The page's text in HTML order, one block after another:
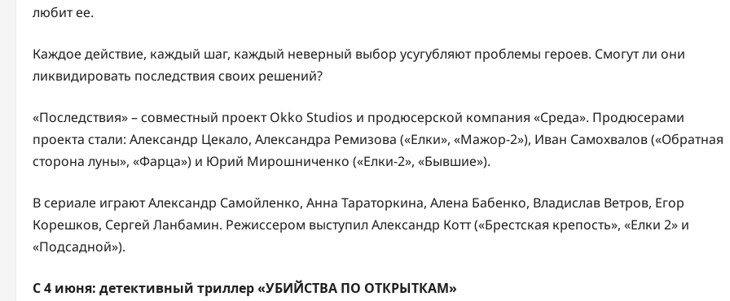
любит ее.
Каждое действие, каждый шаг, каждый неверный выбор усугубляют проблемы героев. Смогут ли они
ликвидировать последствия своих решений?
«Последствия» – совместный проект Okko Studios и продюсерской компания «Среда». Продюсерами
проекта стали: Александр Цекало, Александра Ремизова («Елки», «Мажор-2»), Иван Самохвалов («Обратная
сторона луны», «Фарца») и Юрий Мирошниченко («Елки-2», «Бывшие»).
В сериале играют Александр Самойленко, Анна Тараторкина, Алена Бабенко, Владислав Ветров, Егор
Корешков, Cергей Ланбамин. Режиссером выступил Александр Котт («Брестская крепость», «Елки 2» и
«Подсадной»).
С 4 июня: детективный триллер«УБИЙСТВА ПО ОТКРЫТКАМ»